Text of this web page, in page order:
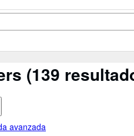
(139
avanzada